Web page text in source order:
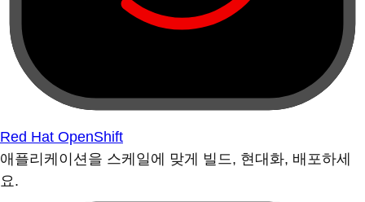
Red Hat OpenShift
애플리케이션을 스케일에 맞게 빌드, 현대화, 배포하세
요.